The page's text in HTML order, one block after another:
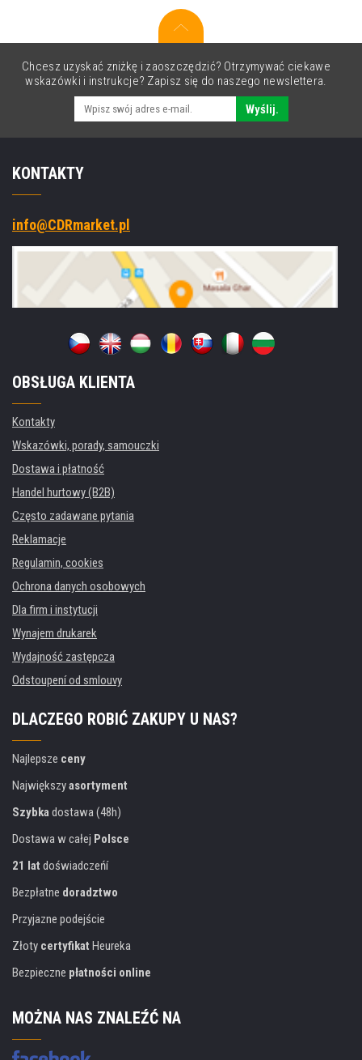
Chcesz uzyskać zniżkę i zaoszczędzić? Otrzymywać ciekawe
wskazówki i instrukcje? Zapisz się do naszego newslettera.
Wyślij.
KONTAKTY
info@CDRmarket.pl
OBSŁUGA KLIENTA
Kontakty
Wskazówki, porady, samouczki
Dostawa i płatność
Handel hurtowy (B2B)
Często zadawane pytania
Reklamacje
Regulamin, cookies
Ochrona danych osobowych
Dla firm i instytucji
Wynajem drukarek
Wydajność zastępcza
Odstoupení od smlouvy
DLACZEGO ROBIĆ ZAKUPY U NAS?
Najlepsze ceny
Największyasortyment
Szybkadostawa (48h)
Dostawa w całej Polsce
21 lat doświadczeńí
Bezpłatne doradztwo
Przyjazne podejście
Złoty certyfikat Heureka
Bezpieczne płatności online
MOŻNA NAS ZNALEŹĆ NA